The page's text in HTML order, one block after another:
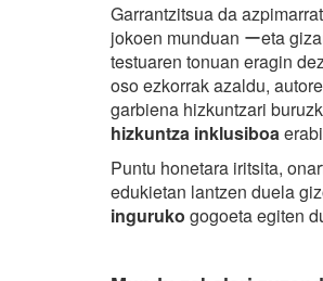
Garrantzitsua da
jokoen munduan ーeta
testuaren tonuan eragin
oso ezkorrak azaldu,
garbiena hizkuntzari
hizkuntza inklusiboa
Puntu honetara iritsita,
edukietan lantzen duela
inguruko gogoeta egiten